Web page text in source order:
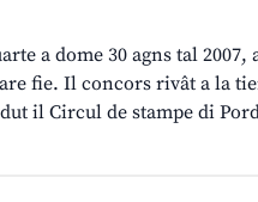
a dome 30 agns tal 2007,
fie. Il concors rivât a la
il Circul de stampe di